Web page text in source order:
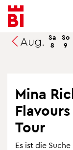
In­
halt
an­
sprin­
Menü
an­
sprin­
gen
Suche
an­
sprin­
genAug. Sa
8
So
9
Mina
Tour
Es ist die